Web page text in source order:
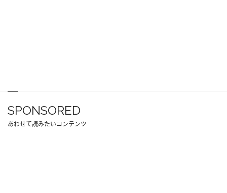
SPONSORED
あわせて読みたいコンテンツ